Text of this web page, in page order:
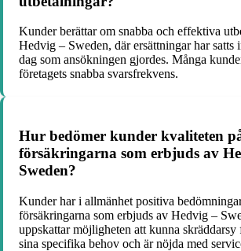
Kunder berättar om snabba och effektiva
Hedvig – Sweden, där ersättningar har satts
dag som ansökningen gjordes. Många
företagets snabba svarsfrekvens.
Hur bedömer kunder kvaliteten
försäkringarna som erbjuds av
Sweden?
Kunder har i allmänhet positiva
försäkringarna som erbjuds av Hedvig –
uppskattar möjligheten att kunna
sina specifika behov och är nöjda med